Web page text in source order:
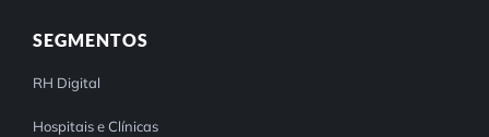
SEGMENTOS
RH Digital
Hospitais e Clínicas